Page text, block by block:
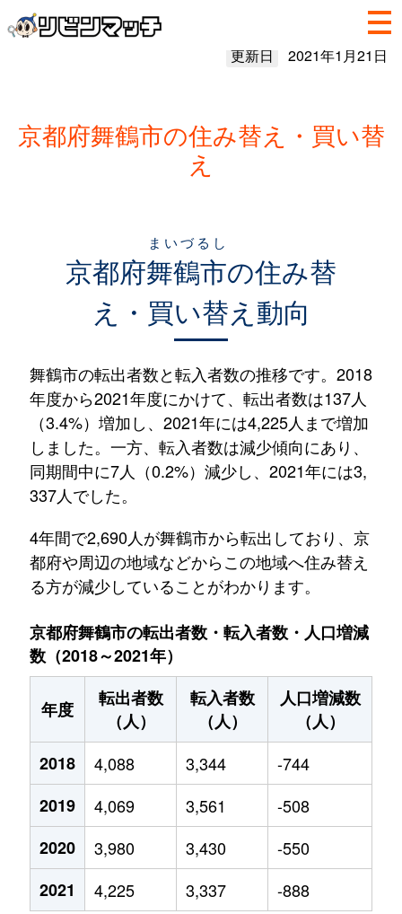
更新日 2021年1月21日
京都府舞鶴市の住み替え・買い替
え
京都府舞鶴市
まいづるし
の住み替
え・買い替え動向
舞鶴市の転出者数と転入者数の推移です。2018
年度から2021年度にかけて、転出者数は137人
（3.4%）増加し、2021年には4,225人まで増加
しました。一方、転入者数は減少傾向にあり、
同期間中に7人（0.2%）減少し、2021年には3,
337人でした。
4年間で2,690人が舞鶴市から転出しており、京
都府や周辺の地域などからこの地域へ住み替え
る方が減少していることがわかります。
京都府舞鶴市の転出者数・転入者数・人口増減
数（2018～2021年）
年度
転出者数
（人）
転入者数
（人）
人口増減数
（人）
2018
4,088 3,344
-744
2019
4,069 3,561
-508
2020
3,980 3,430
-550
2021
4,225 3,337 -888